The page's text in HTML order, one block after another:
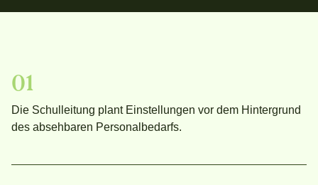
01
Die Schulleitung plant Einstellungen vor dem Hintergrund
des absehbaren Personalbedarfs.